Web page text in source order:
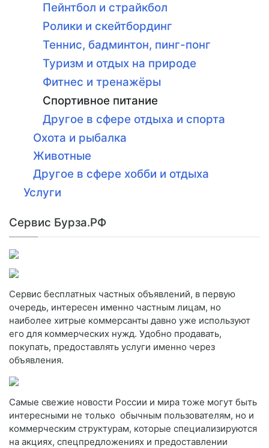
Пейнтбол и страйкбол
Ролики и скейтбординг
Теннис, бадминтон, пинг-понг
Туризм и отдых на природе
Фитнес и тренажёры
Спортивное питание
Другое в сфере отдыха и спорта
Охота и рыбалка
Животные
Другое в сфере хобби и отдыха
Услуги
Сервис Бурза.РФ
Сервис бесплатных частных объявлений, в первую
очередь, интересен именно частным лицам, но
наиболее хитрые коммерсанты давно уже используют
его для коммерческих нужд. Удобно продавать,
покупать, предоставлять услуги именно через
объявления.
Самые свежие новости России и мира тоже могут быть
интересными не только обычным пользователям, но и
коммерческим структурам, которые специализируются
на акциях, спецпредложениях и предоставлении